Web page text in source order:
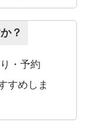
？
・予約
すめしま